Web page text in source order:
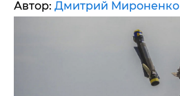
Автор: Дмитрий Мироненко